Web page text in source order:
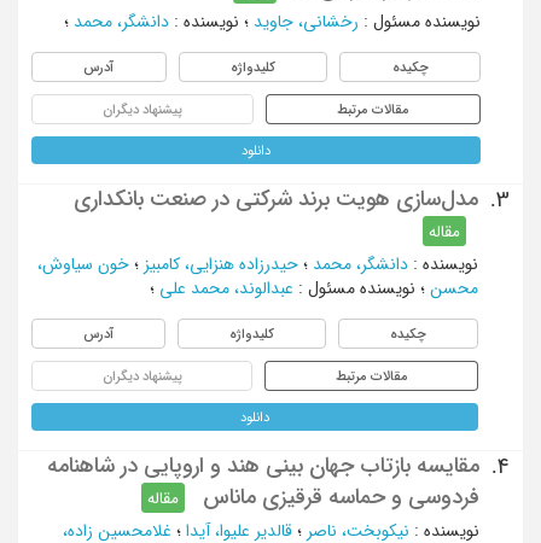
نویسنده مسئول : رخشانی، جاوید ؛ نویسنده : دانشگر، محمد ؛
چکیده کلیدواژه آدرس
مقالات مرتبط پیشنهاد دیگران
دانلود
3. مدل‌سازی هویت برند شرکتی در صنعت بانکداری
مقاله
نویسنده : دانشگر، محمد ؛ حیدرزاده هنزایی، کامبیز ؛ خون سیاوش،
محسن ؛ نویسنده مسئول : عبدالوند، محمد علی ؛
چکیده کلیدواژه آدرس
مقالات مرتبط پیشنهاد دیگران
دانلود
4.
مقایسه بازتاب جهان بینی هند و اروپایی در شاهنامه
فردوسی و حماسه قرقیزی ماناس
مقاله
نویسنده : نیکوبخت، ناصر ؛ قالدیر علیوا، آیدا ؛ غلامحسین زاده،